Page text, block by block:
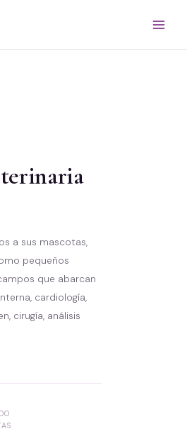
a sus mascotas,
pequeños
que abarcan
cardiología,
cirugía, análisis